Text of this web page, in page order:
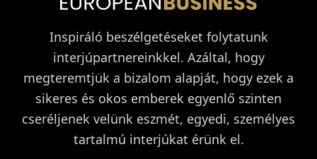
Inspiráló beszélgetéseket folytatunk
interjúpartnereinkkel. Azáltal, hogy
megteremtjük a bizalom alapját, hogy ezek a
sikeres és okos emberek egyenlő szinten
cseréljenek velünk eszmét, egyedi, személyes
tartalmú interjúkat érünk el.